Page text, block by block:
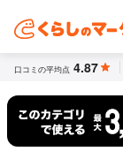
口コミの平均点 4.87